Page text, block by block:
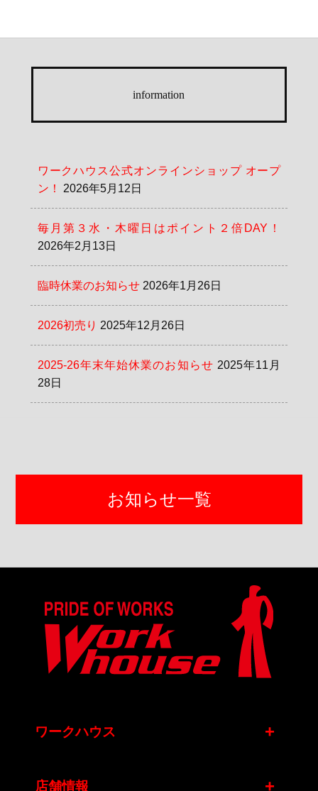
information
ワークハウス公式オンラインショップ オープ
ン！
2026年5月12日
毎月第３水・木曜日はポイント２倍DAY！
2026年2月13日
臨時休業のお知らせ 2026年1月26日
2026初売り 2025年12月26日
2025-26年末年始休業のお知らせ 2025年11月
28日
お知らせ一覧
ワークハウス +
店舗情報 +